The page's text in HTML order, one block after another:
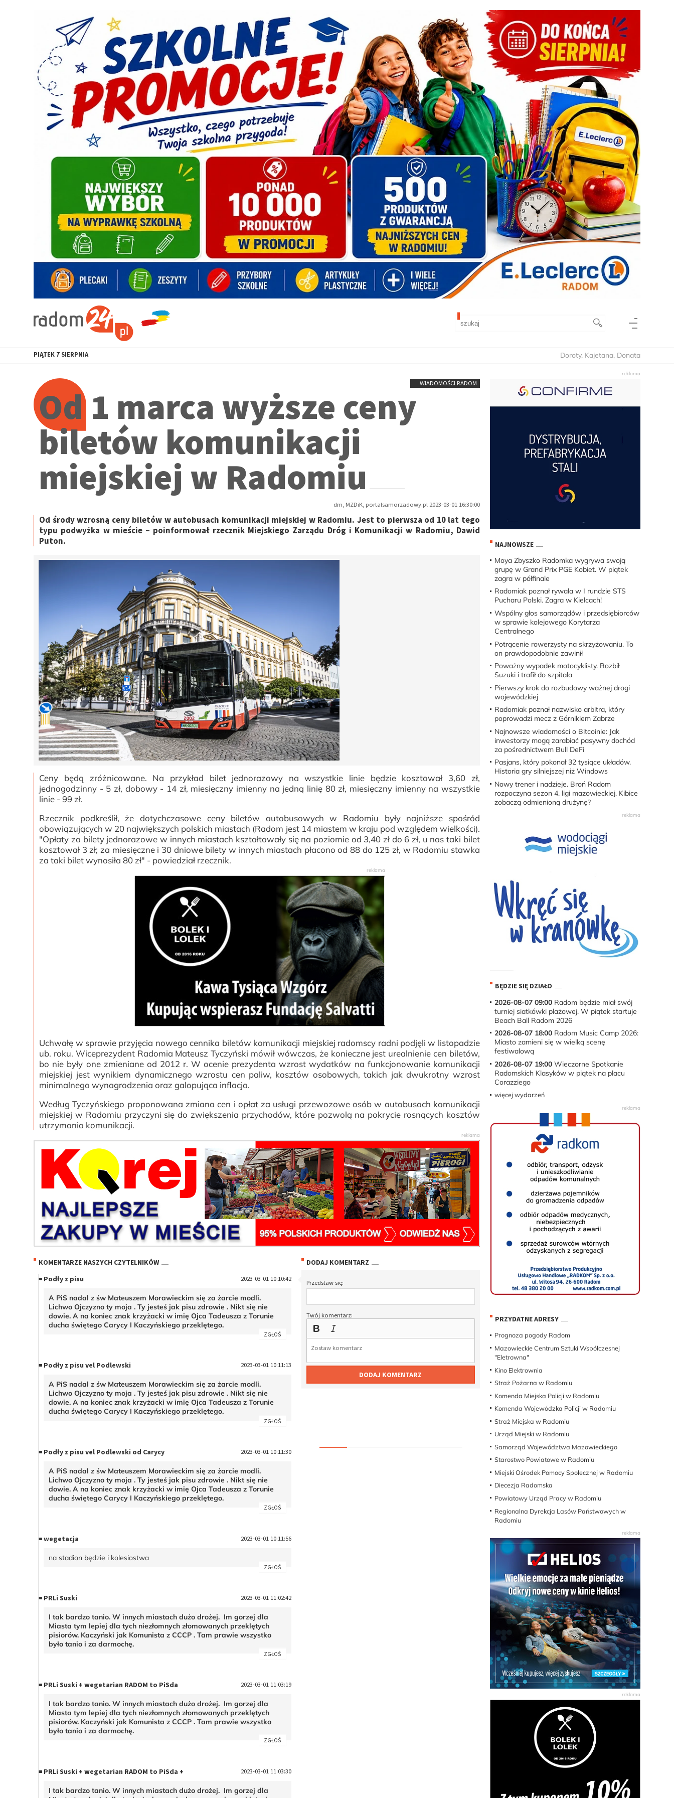
PIĄTEK 7 SIERPNIA Doroty, Kajetana, Donata
WIADOMOŚCI RADOM
Od 1 marca wyższe ceny
biletów komunikacji
miejskiej w Radomiu
dm, MZDiK, portalsamorzadowy.pl 2023-03-01 16:30:00
Od środy wzrosną ceny biletów w autobusach komunikacji miejskiej w Radomiu. Jest to pierwsza od 10 lat tego
typu podwyżka w mieście – poinformował rzecznik Miejskiego Zarządu Dróg i Komunikacji w Radomiu, Dawid
Puton.
Ceny będą zróżnicowane. Na przykład bilet jednorazowy na wszystkie linie będzie kosztował 3,60 zł,
jednogodzinny - 5 zł, dobowy - 14 zł, miesięczny imienny na jedną linię 80 zł, miesięczny imienny na wszystkie
linie - 99 zł.
Rzecznik podkreślił, że dotychczasowe ceny biletów autobusowych w Radomiu były najniższe spośród
obowiązujących w 20 największych polskich miastach (Radom jest 14 miastem w kraju pod względem wielkości).
"Opłaty za bilety jednorazowe w innych miastach kształtowały się na poziomie od 3,40 zł do 6 zł, u nas taki bilet
kosztował 3 zł; za miesięczne i 30 dniowe bilety w innych miastach płacono od 88 do 125 zł, w Radomiu stawka
za taki bilet wynosiła 80 zł" - powiedział rzecznik.
Uchwałę w sprawie przyjęcia nowego cennika biletów komunikacji miejskiej radomscy radni podjęli w listopadzie
ub. roku. Wiceprezydent Radomia Mateusz Tyczyński mówił wówczas, że konieczne jest urealnienie cen biletów,
bo nie były one zmieniane od 2012 r. W ocenie prezydenta wzrost wydatków na funkcjonowanie komunikacji
miejskiej jest wynikiem dynamicznego wzrostu cen paliw, kosztów osobowych, takich jak dwukrotny wzrost
minimalnego wynagrodzenia oraz galopująca inflacja.
Według Tyczyńskiego proponowana zmiana cen i opłat za usługi przewozowe osób w autobusach komunikacji
miejskiej w Radomiu przyczyni się do zwiększenia przychodów, które pozwolą na pokrycie rosnących kosztów
utrzymania komunikacji.
KOMENTARZE NASZYCH CZYTELNIKÓW
Podły z pisu
2023-03-01 10:10:42
A PiS nadal z św Mateuszem Morawieckim się za żarcie modli.
Lichwo Ojczyzno ty moja . Ty jesteś jak pisu zdrowie . Nikt się nie
dowie. A na koniec znak krzyżacki w imię Ojca Tadeusza z Torunie
ducha świętego Carycy I Kaczyńskiego przeklętego.
ZGŁOŚ
Podły z pisu vel Podlewski 2023-03-01 10:11:13
A PiS nadal z św Mateuszem Morawieckim się za żarcie modli.
Lichwo Ojczyzno ty moja . Ty jesteś jak pisu zdrowie . Nikt się nie
dowie. A na koniec znak krzyżacki w imię Ojca Tadeusza z Torunie
ducha świętego Carycy I Kaczyńskiego przeklętego.
ZGŁOŚ
Podły z pisu vel Podlewski od Carycy 2023-03-01 10:11:30
A PiS nadal z św Mateuszem Morawieckim się za żarcie modli.
Lichwo Ojczyzno ty moja . Ty jesteś jak pisu zdrowie . Nikt się nie
dowie. A na koniec znak krzyżacki w imię Ojca Tadeusza z Torunie
ducha świętego Carycy I Kaczyńskiego przeklętego.
ZGŁOŚ
wegetacja 2023-03-01 10:11:56
na stadion będzie i kolesiostwa
ZGŁOŚ
PRLi Suski 2023-03-01 11:02:42
I tak bardzo tanio. W innych miastach dużo drożej. Im gorzej dla
Miasta tym lepiej dla tych niezłomnych złomowanych przeklętych
pisiorów. Kaczyński jak Komunista z CCCP . Tam prawie wszystko
było tanio i za darmochę.
ZGŁOŚ
PRLi Suski + wegetarian RADOM to PiSda 2023-03-01 11:03:19
I tak bardzo tanio. W innych miastach dużo drożej. Im gorzej dla
Miasta tym lepiej dla tych niezłomnych złomowanych przeklętych
pisiorów. Kaczyński jak Komunista z CCCP . Tam prawie wszystko
było tanio i za darmochę.
ZGŁOŚ
PRLi Suski + wegetarian RADOM to PiSda + 2023-03-01 11:03:30
I tak bardzo tanio. W innych miastach dużo drożej. Im gorzej dla
DODAJ KOMENTARZ
Przedstaw się:
Twój komentarz:
DODAJ KOMENTARZ
NAJNOWSZE
Moya Zbyszko Radomka wygrywa swoją
grupę w Grand Prix PGE Kobiet. W piątek
zagra w półfinale
Radomiak poznał rywala w I rundzie STS
Pucharu Polski. Zagra w Kielcach!
Wspólny głos samorządów i przedsiębiorców
w sprawie kolejowego Korytarza
Centralnego
Potrącenie rowerzysty na skrzyżowaniu. To
on prawdopodobnie zawinił
Poważny wypadek motocyklisty. Rozbił
Suzuki i trafił do szpitala
Pierwszy krok do rozbudowy ważnej drogi
wojewódzkiej
Radomiak poznał nazwisko arbitra, który
poprowadzi mecz z Górnikiem Zabrze
Najnowsze wiadomości o Bitcoinie: Jak
inwestorzy mogą zarabiać pasywny dochód
za pośrednictwem Bull DeFi
Pasjans, który pokonał 32 tysiące układów.
Historia gry silniejszej niż Windows
Nowy trener i nadzieje. Broń Radom
rozpoczyna sezon 4. ligi mazowieckiej. Kibice
zobaczą odmienioną drużynę?
BĘDZIE SIĘ DZIAŁO
2026-08-07 09:00Radom będzie miał swój
turniej siatkówki plażowej. W piątek startuje
Beach Ball Radom 2026
2026-08-07 18:00Radom Music Camp 2026:
Miasto zamieni się w wielką scenę
festiwalową
2026-08-07 19:00Wieczorne Spotkanie
Radomskich Klasyków w piątek na placu
Corazziego
więcej wydarzeń
PRZYDATNE ADRESY
Prognoza pogody Radom
Mazowieckie Centrum Sztuki Współczesnej
"Eletrowna"
Kino Elektrownia
Straż Pożarna w Radomiu
Komenda Miejska Policji w Radomiu
Komenda Wojewódzka Policji w Radomiu
Straż Miejska w Radomiu
Urząd Miejski w Radomiu
Samorząd Województwa Mazowieckiego
Starostwo Powiatowe w Radomiu
Miejski Ośrodek Pomocy Społecznej w Radomiu
Diecezja Radomska
Powiatowy Urząd Pracy w Radomiu
Regionalna Dyrekcja Lasów Państwowych w
Radomiu